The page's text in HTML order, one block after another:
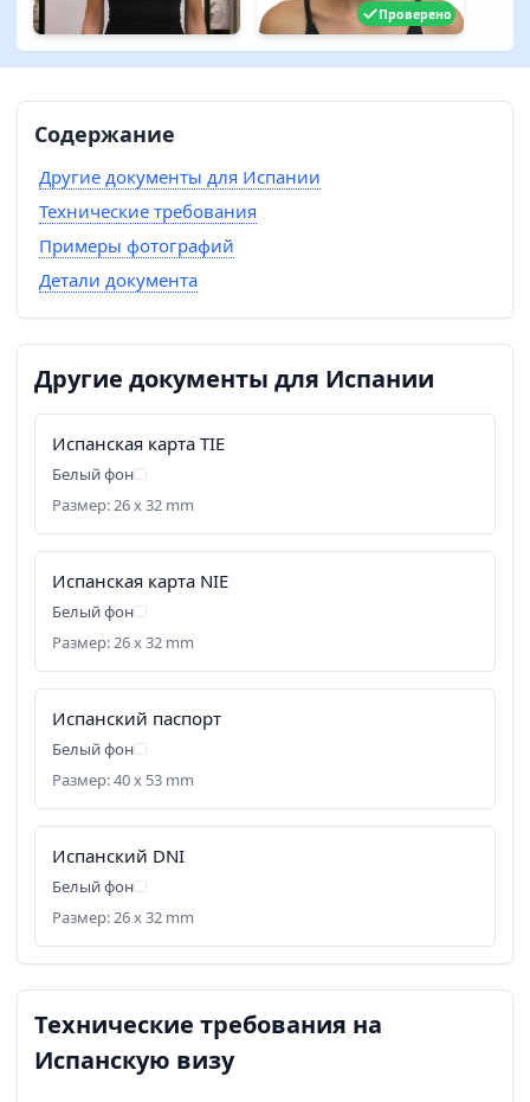
Проверено
Содержание
Другие документы для Испании
Технические требования
Примеры фотографий
Детали документа
Другие документы для Испании
Испанская карта TIE
Белый фон
Размер: 26 x 32 mm
Испанская карта NIE
Белый фон
Размер: 26 x 32 mm
Испанский паспорт
Белый фон
Размер: 40 x 53 mm
Испанский DNI
Белый фон
Размер: 26 x 32 mm
Технические требования на
Испанскую визу